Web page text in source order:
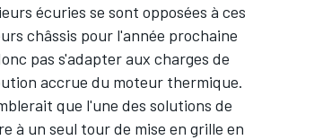
écuries se sont opposées à ces
châssis pour l'année prochaine
pas s'adapter aux charges de
accrue du moteur thermique.
que l'une des solutions de
à un seul tour de mise en grille en